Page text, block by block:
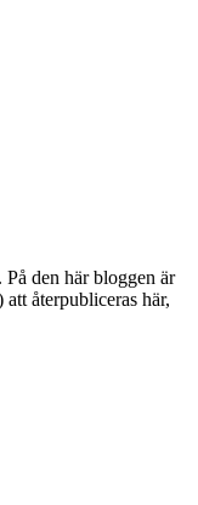
den här bloggen är
återpubliceras här,